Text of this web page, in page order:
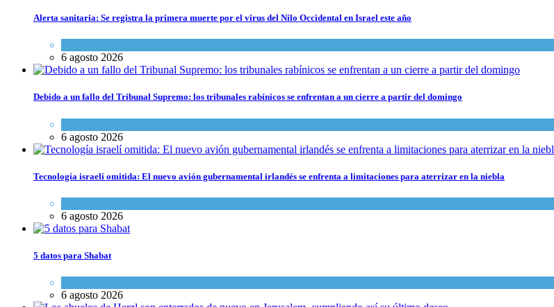
Alerta sanitaria: Se registra la primera muerte por el virus del Nilo Occidental en Israel este año
6 agosto 2026
Debido a un fallo del Tribunal Supremo: los tribunales rabínicos se enfrentan a un cierre a partir del domingo
6 agosto 2026
Tecnología israelí omitida: El nuevo avión gubernamental irlandés se enfrenta a limitaciones para aterrizar en la niebla
6 agosto 2026
5 datos para Shabat
6 agosto 2026